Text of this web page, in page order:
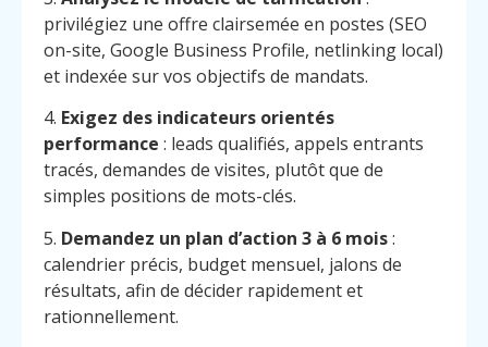
privilégiez une offre clairsemée en postes (SEO
on-site, Google Business Profile, netlinking local)
et indexée sur vos objectifs de mandats.
4. Exigez des indicateurs orientés
performance : leads qualifiés, appels entrants
tracés, demandes de visites, plutôt que de
simples positions de mots-clés.
5. Demandez un plan d’action 3 à 6 mois:
calendrier précis, budget mensuel, jalons de
résultats, afin de décider rapidement et
rationnellement.